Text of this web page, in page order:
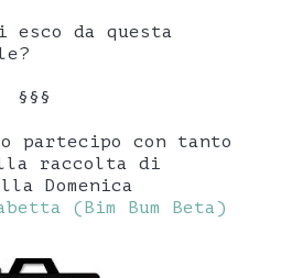
esco da questa
§§§
partecipo con tanto
raccolta di
Domenica
(Bim Bum Beta)